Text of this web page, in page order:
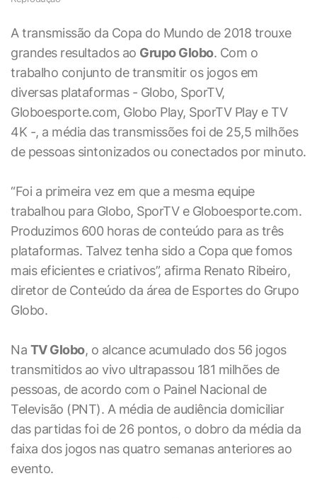
A transmissão da Copa do Mundo de 2018 trouxe
grandes resultados ao Grupo Globo. Com o
trabalho conjunto de transmitir os jogos em
diversas plataformas - Globo, SporTV,
Globoesporte.com, Globo Play, SporTV Play e TV
4K -, a média das transmissões foi de 25,5 milhões
de pessoas sintonizados ou conectados por minuto.
“Foi a primeira vez em que a mesma equipe
trabalhou para Globo, SporTV e Globoesporte.com.
Produzimos 600 horas de conteúdo para as três
plataformas. Talvez tenha sido a Copa que fomos
mais eficientes e criativos”, afirma Renato Ribeiro,
diretor de Conteúdo da área de Esportes do Grupo
Globo.
Na TV Globo, o alcance acumulado dos 56 jogos
transmitidos ao vivo ultrapassou 181 milhões de
pessoas, de acordo com o Painel Nacional de
Televisão (PNT). A média de audiência domiciliar
das partidas foi de 26 pontos, o dobro da média da
faixa dos jogos nas quatro semanas anteriores ao
evento.